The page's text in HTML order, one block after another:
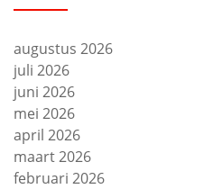
augustus 2026
juli 2026
juni 2026
mei 2026
april 2026
maart 2026
februari 2026